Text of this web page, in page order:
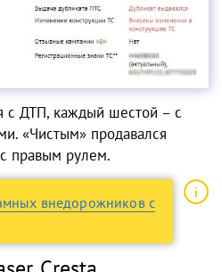
с ДТП, каждый шестой – с
«Чистым» продавался
правым рулем.
внедорожников с